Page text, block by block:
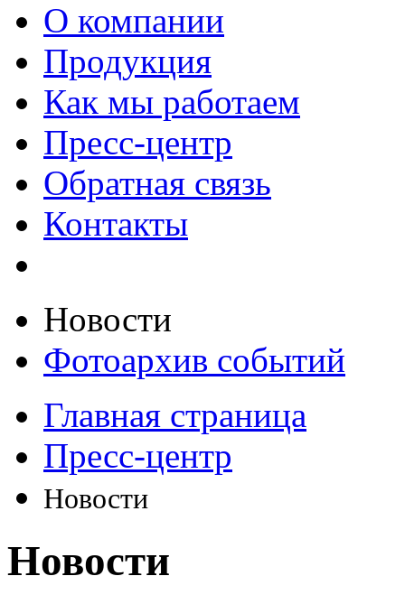
О компании
Продукция
Как мы работаем
Пресс-центр
Обратная связь
Контакты
Новости
Фотоархив событий
Главная страница
Пресс-центр
Новости
Новости